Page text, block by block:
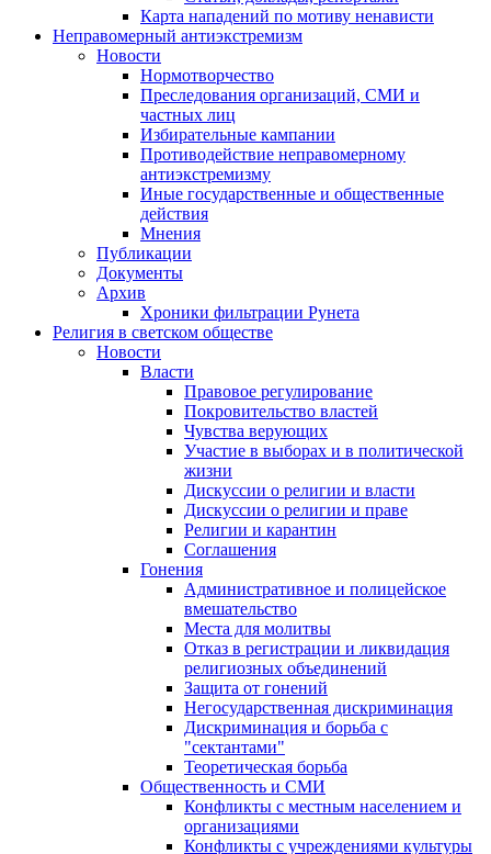
Карта нападений по мотиву ненависти
Неправомерный антиэкстремизм
Новости
Нормотворчество
Преследования организаций, СМИ и
частных лиц
Избирательные кампании
Противодействие неправомерному
антиэкстремизму
Иные государственные и общественные
действия
Мнения
Публикации
Документы
Архив
Хроники фильтрации Рунета
Религия в светском обществе
Новости
Власти
Правовое регулирование
Покровительство властей
Чувства верующих
Участие в выборах и в политической
жизни
Дискуссии о религии и власти
Дискуссии о религии и праве
Религии и карантин
Соглашения
Гонения
Административное и полицейское
вмешательство
Места для молитвы
Отказ в регистрации и ликвидация
религиозных объединений
Защита от гонений
Негосударственная дискриминация
Дискриминация и борьба с
"сектантами"
Теоретическая борьба
Общественность и СМИ
Конфликты с местным населением и
организациями
Конфликты с учреждениями культуры